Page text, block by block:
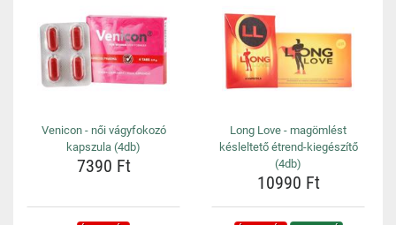
Venicon - női vágyfokozó
kapszula (4db)
7390 Ft
Long Love - magömlést
késleltető étrend-kiegészítő
(4db)
10990 Ft